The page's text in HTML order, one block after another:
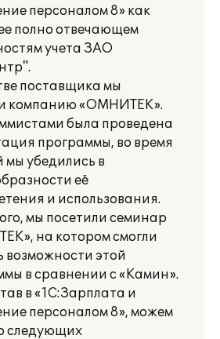
персоналом 8» как
полно отвечающем
учета ЗАО
поставщика мы
компанию «ОМНИТЕК».
была проведена
программы, во время
мы убедились в
её
и использования.
мы посетили семинар
на котором смогли
возможности этой
в сравнении с «Камин».
в «1С:Зарплата и
персоналом 8», можем
следующих